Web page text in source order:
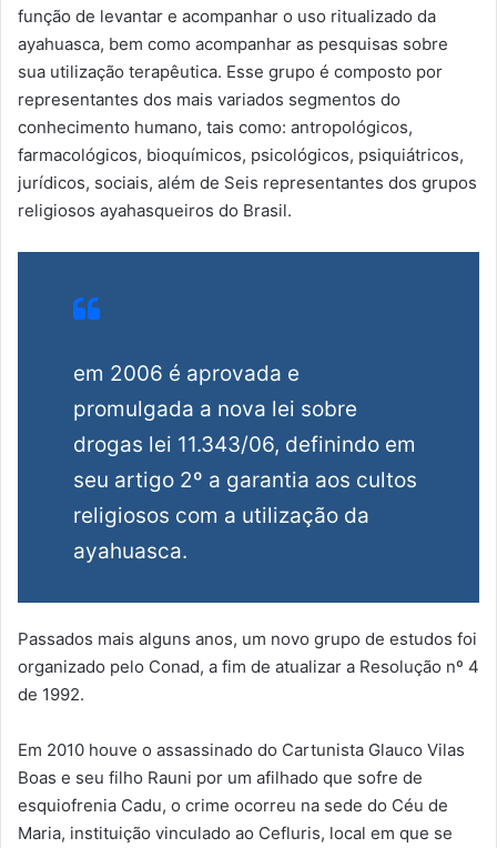
função de levantar e acompanhar o uso ritualizado da
ayahuasca, bem como acompanhar as pesquisas sobre
sua utilização terapêutica. Esse grupo é composto por
representantes dos mais variados segmentos do
conhecimento humano, tais como: antropológicos,
farmacológicos, bioquímicos, psicológicos, psiquiátricos,
jurídicos, sociais, além de Seis representantes dos grupos
religiosos ayahasqueiros do Brasil.
em 2006 é aprovada e
promulgada a nova lei sobre
drogas lei 11.343/06, definindo em
seu artigo 2º a garantia aos cultos
religiosos com a utilização da
ayahuasca.
Passados mais alguns anos, um novo grupo de estudos foi
organizado pelo Conad, a fim de atualizar a Resolução nº 4
de 1992.
Em 2010 houve o assassinado do Cartunista Glauco Vilas
Boas e seu filho Rauni por um afilhado que sofre de
esquiofrenia Cadu, o crime ocorreu na sede do Céu de
Maria, instituição vinculado ao Cefluris, local em que se